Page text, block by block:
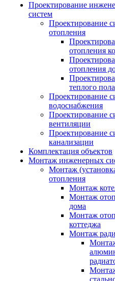
Проектирование
систем
Проектирование
отопления
отопления
отопления
теплого пола
Проектирование
водоснабжения
Проектирование
вентиляции
Проектирование
канализации
Комплектация объектов
Монтаж инженерных
Монтаж
отопления
Монтаж
Монтаж
дома
Монтаж
коттеджа
Монтаж